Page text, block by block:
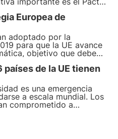
de ruta integral para el
La UE vota hoy la Ley de
destinada a
de Europa
Europea de
adoptado por la
para que la UE avance
objetivo que debe
artículo
realizadas para
y transformar
de la UE tienen
es una emergencia
a escala mundial. Los
comprometido a
en la Estrategia de la UE